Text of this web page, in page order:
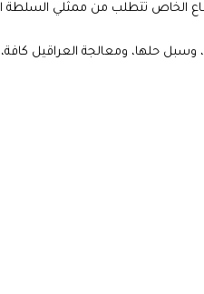
الخاص تتطلب من ممثلي السلطة
حلها، ومعالجة العراقيل